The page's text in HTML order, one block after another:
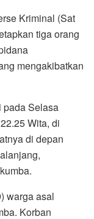
Kriminal (Sat
tiga orang
mengakibatkan
pada Selasa
Wita, di
di depan
warga asal
Korban